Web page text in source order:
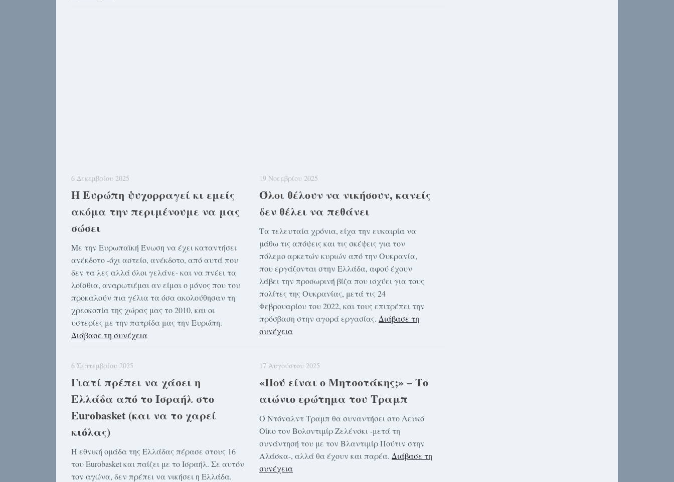
6 Δεκεμβρίου 2025
Η Ευρώπη ψυχορραγεί κι εμείς
ακόμα την περιμένουμε να μας
σώσει
Με την Ευρωπαϊκή Ένωση να έχει καταντήσει
ανέκδοτο -όχι αστείο, ανέκδοτο, από αυτά που
δεν τα λες αλλά όλοι γελάνε- και να πνέει τα
λοίσθια, αναρωτιέμαι αν είμαι ο μόνος που του
προκαλούν πια γέλια τα όσα ακολούθησαν τη
χρεοκοπία της χώρας μας το 2010, και οι
υστερίες με την πατρίδα μας την Ευρώπη.
Διάβασε τη συνέχεια
19 Νοεμβρίου 2025
Όλοι θέλουν να νικήσουν, κανείς
δεν θέλει να πεθάνει
Τα τελευταία χρόνια, είχα την ευκαιρία να
μάθω τις απόψεις και τις σκέψεις για τον
πόλεμο αρκετών κυριών από την Ουκρανία,
που εργάζονται στην Ελλάδα, αφού έχουν
λάβει την προσωρινή βίζα που ισχύει για τους
πολίτες της Ουκρανίας, μετά τις 24
Φεβρουαρίου του 2022, και τους επιτρέπει την
πρόσβαση στην αγορά εργασίας. Διάβασε τη
συνέχεια
6 Σεπτεμβρίου 2025
Γιατί πρέπει να χάσει η
Ελλάδα από το Ισραήλ στο
Eurobasket (και να το χαρεί
κιόλας)
Η εθνική ομάδα της Ελλάδας πέρασε στους 16
του Eurobasket και παίζει με το Ισραήλ. Σε αυτόν
τον αγώνα, δεν πρέπει να νικήσει η Ελλάδα.
17 Αυγούστου 2025
«Πού είναι ο Μητσοτάκης;» – Το
αιώνιο ερώτημα του Τραμπ
Ο Ντόναλντ Τραμπ θα συναντήσει στο Λευκό
Οίκο τον Βολοντιμίρ Ζελένσκι -μετά τη
συνάντησή του με τον Βλαντιμίρ Πούτιν στην
Αλάσκα-, αλλά θα έχουν και παρέα. Διάβασε τη
συνέχεια